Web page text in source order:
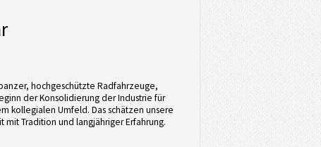
hochgeschützte Radfahrzeuge,
der Konsolidierung der Industrie für
kollegialen Umfeld. Das schätzen unsere
Tradition und langjähriger Erfahrung.